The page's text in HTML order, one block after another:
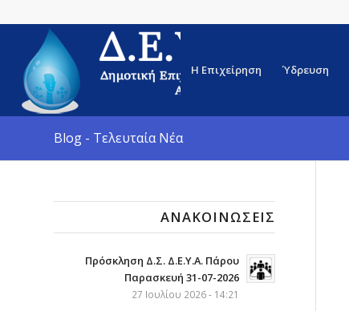
Η Επιχείρηση Ύδρευση
Blog - Τελευταία Νέα
ΑΝΑΚΟΙΝΏΣΕΙΣ
Πρόσκληση Δ.Σ. Δ.Ε.Υ.Α. Πάρου
Παρασκευή 31-07-2026
27 Ιουλίου 2026 - 14:21